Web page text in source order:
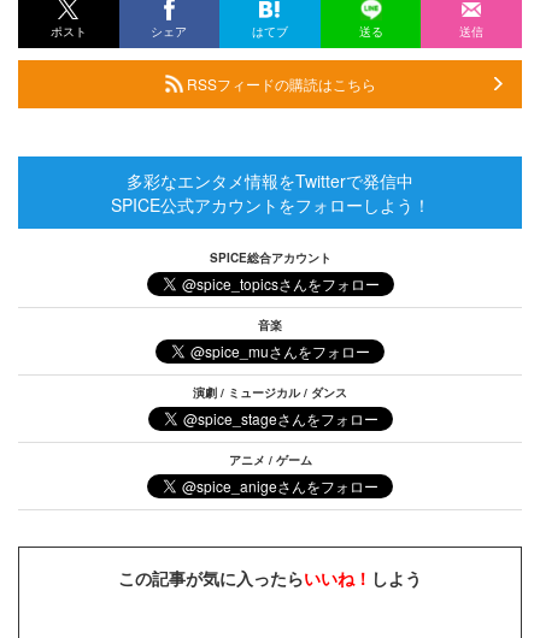
ポスト シェア はてブ 送る 送信
RSSフィードの購読はこちら
多彩なエンタメ情報をTwitterで発信中
SPICE公式アカウントをフォローしよう！
SPICE総合アカウント
音楽
演劇 / ミュージカル / ダンス
アニメ / ゲーム
この記事が気に入ったらいいね！ しよう